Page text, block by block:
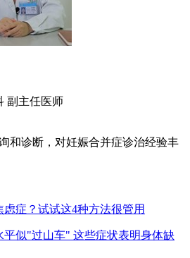
副主任医师
和诊断，对妊娠合并症诊治经验丰
症？试试这4种方法很管用
平似"过山车" 这些症状表明身体缺